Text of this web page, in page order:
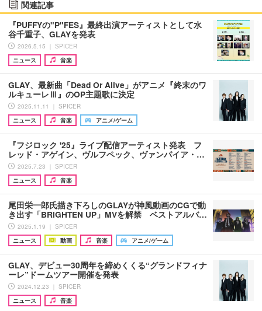
関連記事
『PUFFYの"P"FES』最終出演アーティストとして水
谷千重子、GLAYを発表
2026.5.15 ｜ SPICER
ニュース
音楽
GLAY、最新曲「Dead Or Alive」がアニメ『終末のワ
ルキューレⅢ』のOP主題歌に決定
2025.11.11 ｜ SPICER
ニュース
音楽 アニメ/ゲーム
『フジロック '25』ライブ配信アーティスト発表 フ
レッド・アゲイン、ヴルフペック、ヴァンパイア・…
2025.7.23 ｜ SPICER
ニュース
音楽
尾田栄一郎氏描き下ろしのGLAYが神風動画のCGで動
き出す「BRIGHTEN UP」MVを解禁 ベストアルバ…
2025.1.19 ｜ SPICER
ニュース
動画 音楽 アニメ/ゲーム
GLAY、デビュー30周年を締めくくる“グランドフィナ
ーレ”ドームツアー開催を発表
2024.12.23 ｜ SPICER
ニュース
音楽